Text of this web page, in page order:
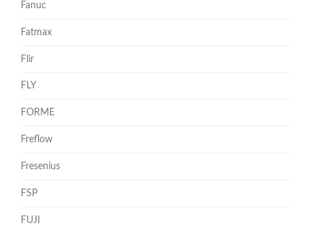
Fanuc
Fatmax
Flir
FLY
FORME
Freflow
Fresenius
FSP
FUJI